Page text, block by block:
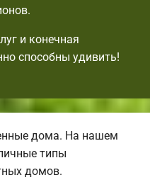
и конечная
способны удивить!
дома. На нашем
типы
домов.